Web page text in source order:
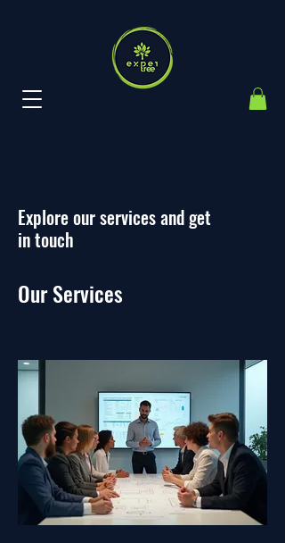
Explore our services and get
in touch
Our Services